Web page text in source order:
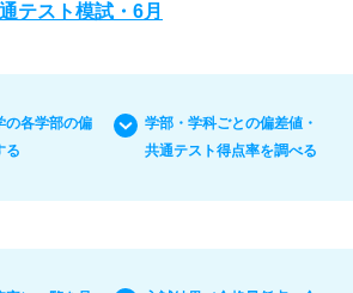
テスト模試・6月
の各学部の偏
る
学部・学科ごとの偏差値・
共通テスト得点率を調べる